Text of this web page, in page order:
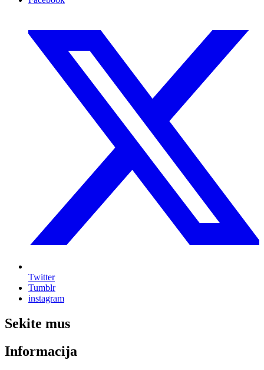
Twitter
Tumblr
instagram
Sekite mus
Informacija